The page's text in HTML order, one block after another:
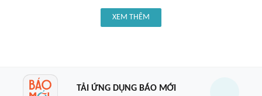
XEM THÊM
TẢI ỨNG DỤNG BÁO MỚI